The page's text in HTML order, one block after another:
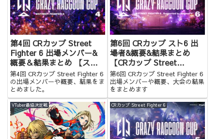
第4回 CRカップ Street
Fighter 6 出場メンバー&
概要＆結果まとめ 【スト
6】
第4回 CRカップ Street Fighter 6
の出場メンバーや概要、結果をま
とめました。
第6回 CRカップ スト6 出
場者&概要&結果まとめ
【CRカップ Street
Fighter 6】
第6回 CRカップ Street Fighter 6
出場メンバーや概要、大会の結果
をまとめます
VTuber最協決定戦 CRカップ Street Fighter 6